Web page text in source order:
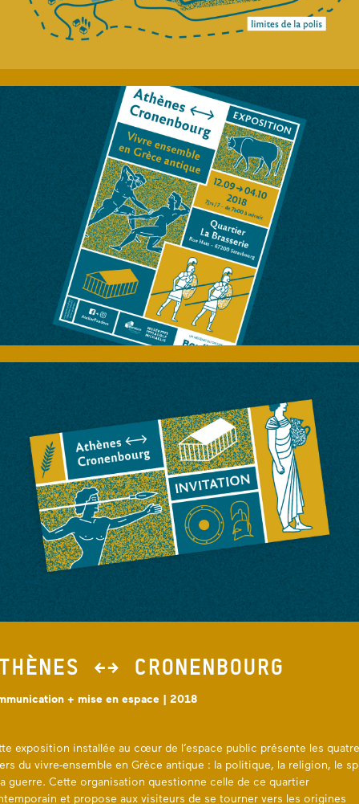
←→ CRONENBOURG
+ mise en espace | 2018
exposition installée au cœur de l’espace public présente les quatre
du vivre-ensemble en Grèce antique : la politique, la religion, le
guerre. Cette organisation questionne celle de ce quartier
et propose aux visiteurs de se tourner vers les origines